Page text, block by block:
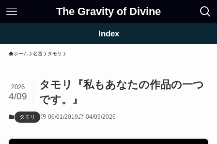
The Gravity of Divine
Index
ホーム 名言 タモリ
タモリ『私もあなたの作品の一つ
です。』
2026
4/09
タモリ 06/01/2019 04/09/2026